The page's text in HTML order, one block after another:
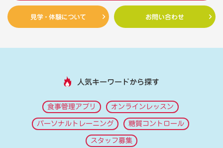
見学・体験について お問い合わせ
人気キーワードから探す
食事管理アプリ オンラインレッスン
パーソナルトレーニング 糖質コントロール
スタッフ募集